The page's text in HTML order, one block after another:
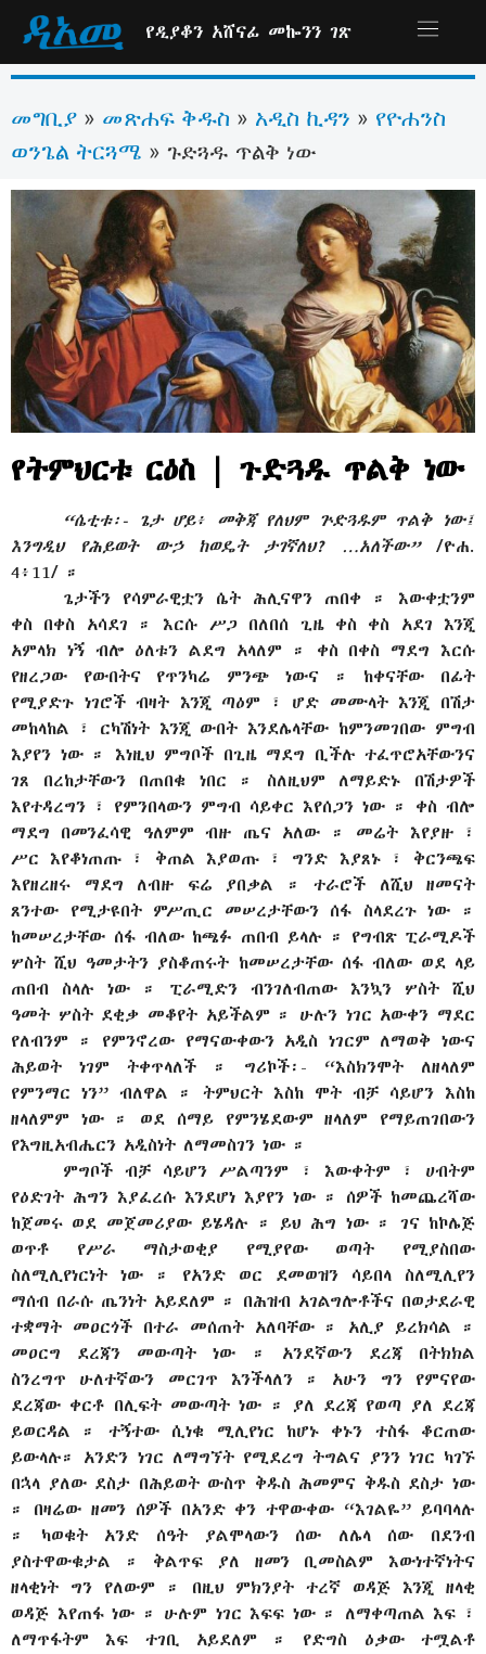
የዲያቆን አሸናፊ መኰንን ገጽ
መግቢያ » መጽሐፍ ቅዱስ » አዲስ ኪዳን » የዮሐንስ
ወንጌል ትርጓሜ » ጉድጓዱ ጥልቅ ነው
የትምህርቱ ርዕስ | ጉድጓዱ ጥልቅ ነው
“ሴቲቱ፡- ጌታ ሆይ፥ መቅጃ የለህም ጕድጓዱም ጥልቅ ነው፤
እንግዲህ የሕይወት ውኃ ከወዴት ታገኛለህ? …አለችው” /ዮሐ.
4፥11/ ።
ጌታችን የሳምራዊቷን ሴት ሕሊናዋን ጠበቀ ። እውቀቷንም
ቀስ በቀስ አሳደገ ። እርሱ ሥጋ በለበሰ ጊዜ ቀስ ቀስ አደገ እንጂ
አምላክ ነኝ ብሎ ዕለቱን ልደግ አላለም ። ቀስ በቀስ ማደግ እርሱ
የዘረጋው የውበትና የጥንካሬ ምንጭ ነውና ። ከቀናቸው በፊት
የሚያድጉ ነገሮች ብዛት እንጂ ጣዕም ፣ ሆድ መሙላት እንጂ በሽታ
መከላከል ፣ ርካሽነት እንጂ ውበት እንደሌላቸው ከምንመገበው ምግብ
እያየን ነው ። እነዚህ ምግቦች በጊዜ ማደግ ቢችሉ ተፈጥሮአቸውንና
ገጸ በረከታቸውን በጠበቁ ነበር ። ስለዚህም ለማይድኑ በሽታዎች
እየተዳረግን ፣ የምንበላውን ምግብ ሳይቀር እየሰጋን ነው ። ቀስ ብሎ
ማደግ በመንፈሳዊ ዓለምም ብዙ ጤና አለው ። መሬት እየያዙ ፣
ሥር እየቆነጠጡ ፣ ቅጠል እያወጡ ፣ ግንድ እያጸኑ ፣ ቅርንጫፍ
እየዘረዘሩ ማደግ ለብዙ ፍሬ ያበቃል ። ተራሮች ለሺህ ዘመናት
ጸንተው የሚታዩበት ምሥጢር መሠረታቸውን ሰፋ ስላደረጉ ነው ።
ከመሠረታቸው ሰፋ ብለው ከጫፉ ጠበብ ይላሉ ። የግብጽ ፒራሚዶች
ሦስት ሺህ ዓመታትን ያስቆጠሩት ከመሠረታቸው ሰፋ ብለው ወደ ላይ
ጠበብ ስላሉ ነው ። ፒራሚድን ብንገለብጠው እንኳን ሦስት ሺህ
ዓመት ሦስት ደቂቃ መቆየት አይችልም ። ሁሉን ነገር አውቀን ማደር
የለብንም ። የምንኖረው የማናውቀውን አዲስ ነገርም ለማወቅ ነውና
ሕይወት ነገም ትቀጥላለች ። ግሪኮች፡- “እስክንሞት ለዘላለም
የምንማር ነን” ብለዋል ። ትምህርት እስከ ሞት ብቻ ሳይሆን እስከ
ዘላለምም ነው ። ወደ ሰማይ የምንሄደውም ዘላለም የማይጠገበውን
የእግዚአብሔርን አዲስነት ለማመስገን ነው ።
ምግቦች ብቻ ሳይሆን ሥልጣንም ፣ እውቀትም ፣ ሀብትም
የዕድገት ሕግን እያፈረሱ እንደሆነ እያየን ነው ። ሰዎች ከመጨረሻው
ከጀመሩ ወደ መጀመሪያው ይሄዳሉ ። ይህ ሕግ ነው ። ገና ከኮሌጅ
ወጥቶ የሥራ ማስታወቂያ የሚያየው ወጣት የሚያስበው
ስለሚሊየነርነት ነው ። የአንድ ወር ደመወዝን ሳይበላ ስለሚሊየን
ማሰብ በራሱ ጤንነት አይደለም ። በሕዝብ አገልግሎቶችና በወታደራዊ
ተቋማት መዐርጎች በተራ መሰጠት አለባቸው ። አሊያ ይረክሳል ።
መዐርግ ደረጃን መውጣት ነው ። አንደኛውን ደረጃ በትክክል
ስንረግጥ ሁለተኛውን መርገጥ እንችላለን ። አሁን ግን የምናየው
ደረጃው ቀርቶ በሊፍት መውጣት ነው ። ያለ ደረጃ የወጣ ያለ ደረጃ
ይወርዳል ። ተኝተው ሲነቁ ሚሊየነር ከሆኑ ቀኑን ተስፋ ቆርጠው
ይውላሉ። አንድን ነገር ለማግኘት የሚደረግ ትግልና ያንን ነገር ካገኙ
በኋላ ያለው ደስታ በሕይወት ውስጥ ቅዱስ ሕመምና ቅዱስ ደስታ ነው
። በዛሬው ዘመን ሰዎች በአንድ ቀን ተዋውቀው “እገልዬ” ይባባላሉ
። ካወቁት አንድ ሰዓት ያልሞላውን ሰው ለሌላ ሰው በደንብ
ያስተዋውቁታል ። ቅልጥፍ ያለ ዘመን ቢመስልም እውነተኛነትና
ዘላቂነት ግን የለውም ። በዚህ ምክንያት ተረኛ ወዳጅ እንጂ ዘላቂ
ወዳጅ እየጠፋ ነው ። ሁሉም ነገር እፍፍ ነው ። ለማቀጣጠል እፍ ፣
ለማጥፋትም እፍ ተገቢ አይደለም ። የድግስ ዕቃው ተሟልቶ